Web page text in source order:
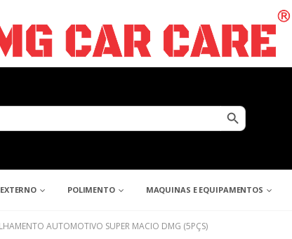
Search Button
POLIMENTO MAQUINAS E EQUIPAMENTOS
AUTOMOTIVO SUPER MACIO DMG (5PÇS)